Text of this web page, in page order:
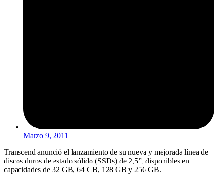
Marzo 9, 2011
Transcend anunció el lanzamiento de su nueva y mejorada línea de
discos duros de estado sólido (SSDs) de 2,5”, disponibles en
capacidades de 32 GB, 64 GB, 128 GB y 256 GB.